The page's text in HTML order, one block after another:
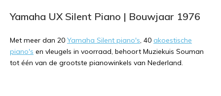
Yamaha UX Silent Piano | Bouwjaar 1976
Met meer dan 20 Yamaha Silent piano's, 40 akoestische
piano's en vleugels in voorraad, behoort Muziekuis Souman
tot één van de grootste pianowinkels van Nederland.